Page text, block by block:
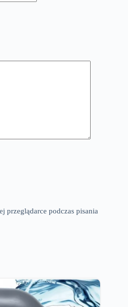
przeglądarce podczas pisania